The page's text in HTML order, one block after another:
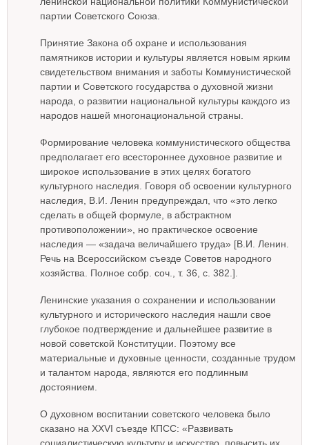
партии Советского Союза.
Принятие Закона об охране и использования
памятников истории и культуры является новым ярким
свидетельством внимания и заботы Коммунистической
партии и Советского государства о духовной жизни
народа, о развитии национальной культуры каждого из
народов нашей многонациональной страны.
Формирование человека коммунистического общества
предполагает его всестороннее духовное развитие и
широкое использование в этих целях богатого
культурного наследия. Говоря об освоении культурного
наследия, В.И. Ленин предупреждал, что «это легко
сделать в общей формуле, в абстрактном
противоположении», но практическое освоение
наследия — «задача величайшего труда» [В.И. Ленин.
Речь на Всероссийском съезде Советов народного
хозяйства. Полное собр. соч., т. 36, с. 382.].
Ленинские указания о сохранении и использовании
культурного и исторического наследия нашли свое
глубокое подтверждение и дальнейшее развитие в
новой советской Конституции. Поэтому все
материальные и духовные ценности, созданные трудом
и талантом народа, являются его подлинным
достоянием.
О духовном воспитании советского человека было
сказано на XXVI съезде КПСС: «Развивать